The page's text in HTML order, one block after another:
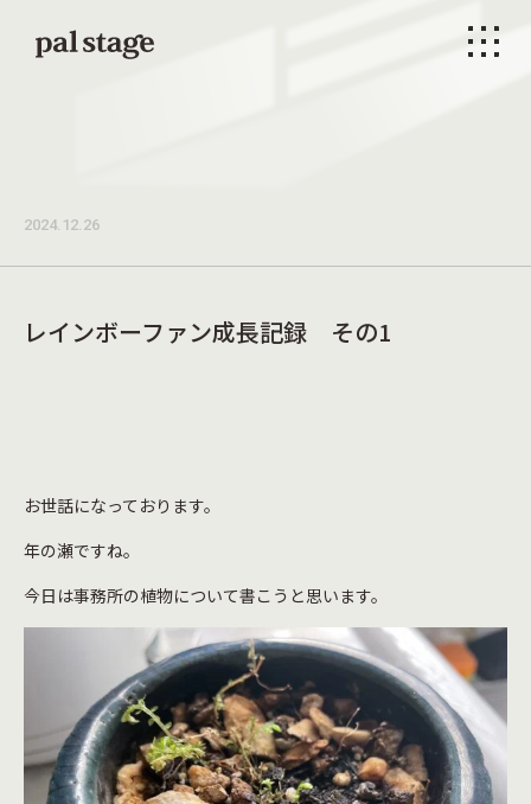
メニ
2024.12.26
レインボーファン成長記録 その1
お世話になっております。
年の瀬ですね。
今日は事務所の植物について書こうと思います。